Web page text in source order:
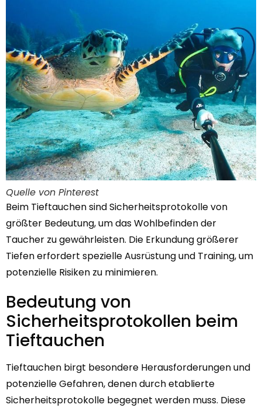
Quelle von Pinterest
Beim Tieftauchen sind Sicherheitsprotokolle von
größter Bedeutung, um das Wohlbefinden der
Taucher zu gewährleisten. Die Erkundung größerer
Tiefen erfordert spezielle Ausrüstung und Training, um
potenzielle Risiken zu minimieren.
Bedeutung von
Sicherheitsprotokollen beim
Tieftauchen
Tieftauchen birgt besondere Herausforderungen und
potenzielle Gefahren, denen durch etablierte
Sicherheitsprotokolle begegnet werden muss. Diese